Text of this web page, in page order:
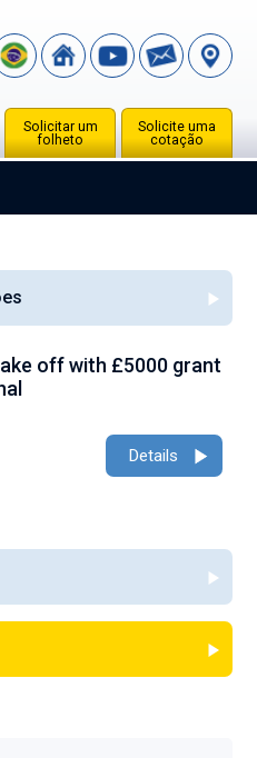
Solicite uma
cotação
Solicitar um
folheto
off with £5000 grant
Details